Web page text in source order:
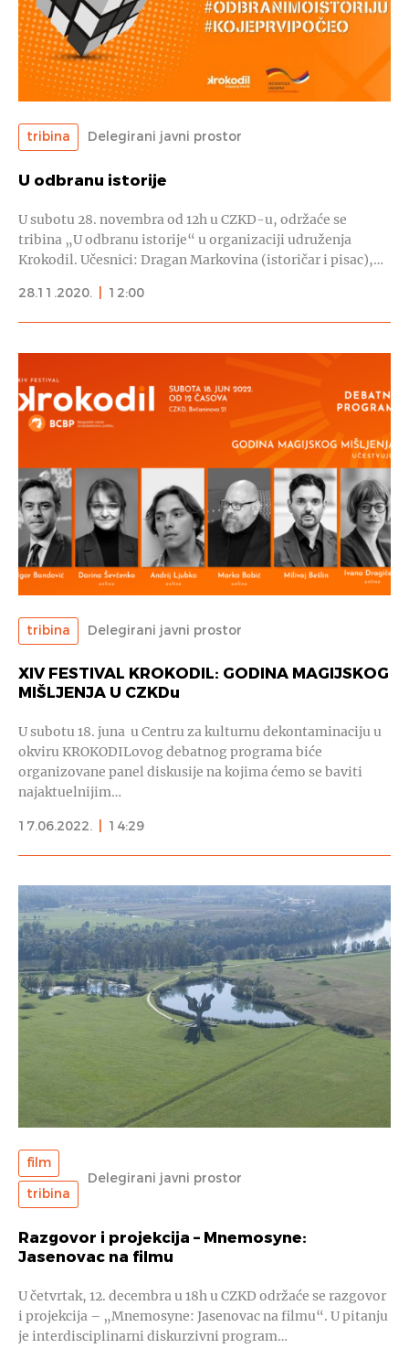
tribina Delegirani javni prostor
U odbranu istorije
U subotu 28. novembra od 12h u CZKD-u, održaće se
tribina „U odbranu istorije“ u organizaciji udruženja
Krokodil. Učesnici: Dragan Markovina (istoričar i pisac),…
28.11.2020.
12:00
tribina Delegirani javni prostor
XIV FESTIVAL KROKODIL: GODINA MAGIJSKOG
MIŠLJENJA U CZKDu
U subotu 18. juna u Centru za kulturnu dekontaminaciju u
okviru KROKODILovog debatnog programa biće
organizovane panel diskusije na kojima ćemo se baviti
najaktuelnijim…
17.06.2022.
14:29
film
tribina
Delegirani javni prostor
Razgovor i projekcija – Mnemosyne:
Jasenovac na filmu
U četvrtak, 12. decembra u 18h u CZKD održaće se razgovor
i projekcija – „Mnemosyne: Jasenovac na filmu“. U pitanju
je interdisciplinarni diskurzivni program…